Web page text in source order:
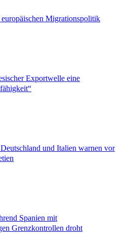
Migrationspolitik
Exportwelle eine
und Italien warnen vor
Spanien mit
Grenzkontrollen droht